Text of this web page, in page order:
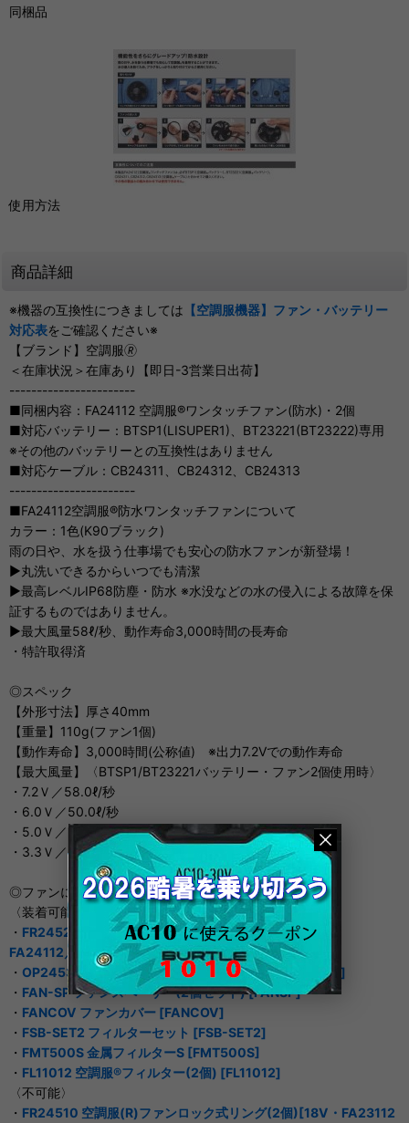
同梱品
使用方法
商品詳細
※機器の互換性につきましては 【空調服機器】ファン・バッテリー
対応表をご確認ください※
【ブランド】空調服🄬
＜在庫状況＞在庫あり【即日-3営業日出荷】
-----------------------
■同梱内容：FA24112 空調服®ワンタッチファン(防水)・2個
■対応バッテリー：BTSP1(LISUPER1)、BT23221(BT23222)専用
※その他のバッテリーとの互換性はありません
■対応ケーブル：CB24311、CB24312、CB24313
-----------------------
■FA24112空調服®防水ワンタッチファンについて
カラー：1色(K90ブラック)
雨の日や、水を扱う仕事場でも安心の防水ファンが新登場！
▶丸洗いできるからいつでも清潔
▶最高レベルIP68防塵・防水 ※水没などの水の侵入による故障を保
証するものではありません。
▶最大風量58ℓ/秒、動作寿命3,000時間の長寿命
・特許取得済
◎スペック
【外形寸法】厚さ40mm
【重量】110g(ファン1個)
【動作寿命】3,000時間(公称値) ※出力7.2Vでの動作寿命
【最大風量】〈BTSP1/BT23221バッテリー・ファン2個使用時〉
・7.2Ｖ／58.0ℓ/秒
・6.0Ｖ／50.0ℓ/秒
・5.0Ｖ／44.0ℓ/秒
・3.3Ｖ／30.0ℓ/秒
◎ファンに装着するオプション品の可否
〈装着可能〉
・ FR24520 空調服(R)ファンロック式リング(2個)[7.2V・
FA24112／14V・FA01012専用]
・ OP24530 ファンキャップ・シリコン(2個) [OP24530]
・ FAN-SP ファンスペーサー(2個セット) [FANSP]
・ FANCOV ファンカバー [FANCOV]
・ FSB-SET2 フィルターセット [FSB-SET2]
・ FMT500S 金属フィルターS [FMT500S]
・ FL11012 空調服®フィルター(2個) [FL11012]
〈不可能〉
・ FR24510 空調服(R)ファンロック式リング(2個)[18V・FA23112